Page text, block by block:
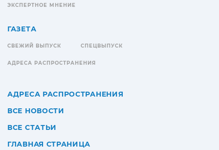
ЭКСПЕРТНОЕ МНЕНИЕ
ГАЗЕТА
СВЕЖИЙ ВЫПУСК СПЕЦВЫПУСК
АДРЕСА РАСПРОСТРАНЕНИЯ
АДРЕСА РАСПРОСТРАНЕНИЯ
ВСЕ НОВОСТИ
ВСЕ СТАТЬИ
ГЛАВНАЯ СТРАНИЦА